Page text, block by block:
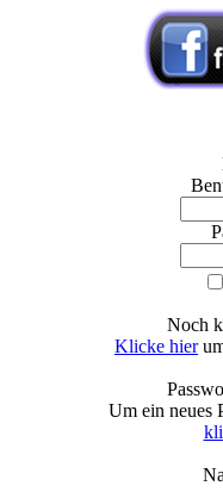
Noch
Klicke hier
Um ein neues